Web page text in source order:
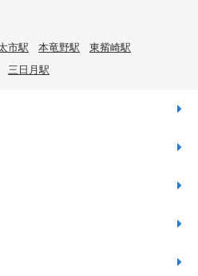
市駅 本竜野駅
東觜崎駅
三日月駅